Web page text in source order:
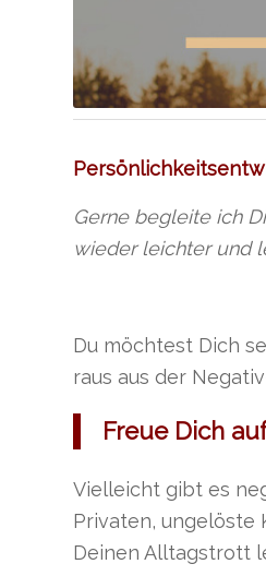
Gerne begleite ich
wieder leichter und
Du möchtest Dich
raus aus der
Freue Dich
Vielleicht gibt es
Privaten, ungelöste
Deinen Alltagstrott